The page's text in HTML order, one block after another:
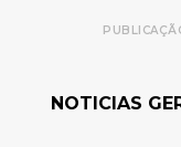
NOTICIAS